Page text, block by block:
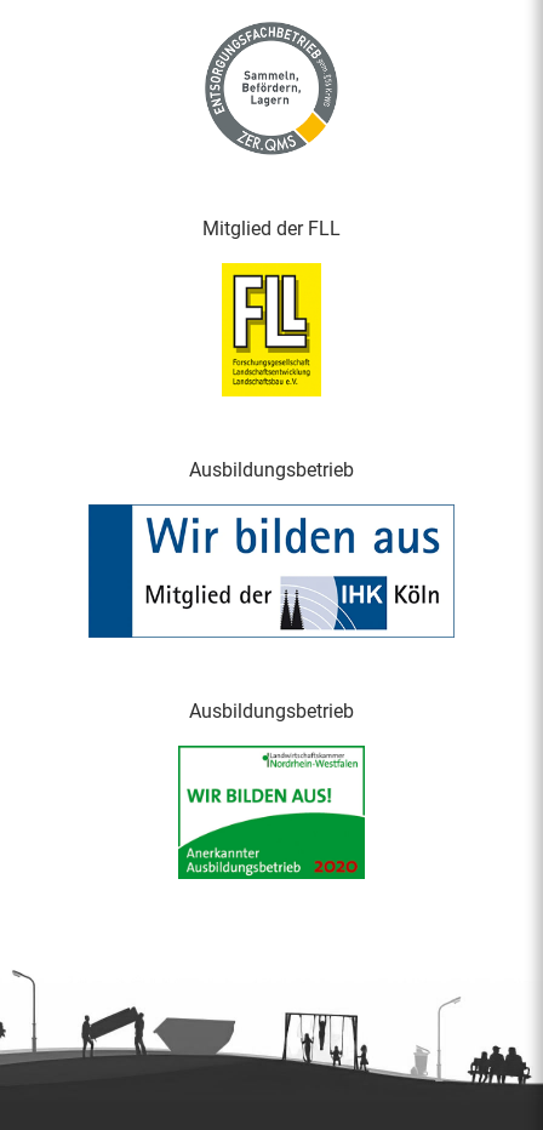
Mitglied der FLL
Ausbildungsbetrieb
Ausbildungsbetrieb